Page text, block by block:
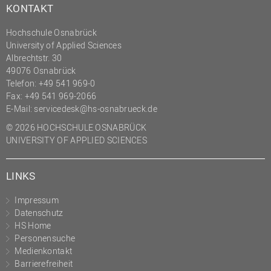
(PMO)
Prozessmanagement
Recht
Science to Business GmbH
Studierendensekretariat
Studium und Lehre
Transfer- und
Innovationsmanagement
KONTAKT
Hochschule Osnabrück
University of Applied Sciences
Albrechtstr. 30
49076 Osnabrück
Telefon: +49 541 969-0
Fax: +49 541 969-2066
E-Mail: servicedesk@hs-osnabrueck.de
© 2026 HOCHSCHULE OSNABRÜCK
UNIVERSITY OF APPLIED SCIENCES
LINKS
Impressum
Datenschutz
HS Home
Personensuche
Medienkontakt
Barrierefreiheit